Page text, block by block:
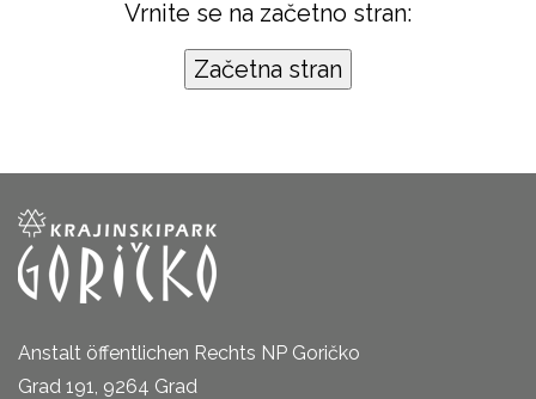
Vrnite se na začetno stran:
Anstalt öffentlichen Rechts NP Goričko
Grad 191, 9264 Grad